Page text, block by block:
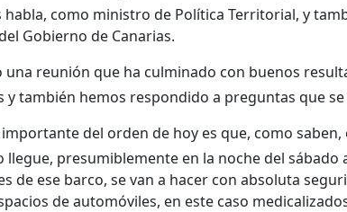
como ministro de Política Territorial, y
Gobierno de Canarias.
una reunión que ha culminado con buenos
y también hemos respondido a preguntas que
del orden de hoy es que, como
llegue, presumiblemente en la noche del
de ese barco, se van a hacer con absoluta
de automóviles, en este caso